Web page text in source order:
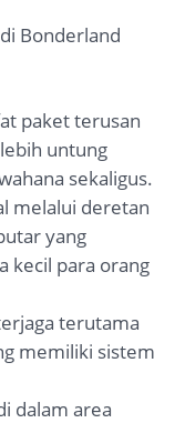
Bonderland
paket terusan
untung
sekaligus.
melalui deretan
yang
kecil para orang
terutama
memiliki sistem
dalam area